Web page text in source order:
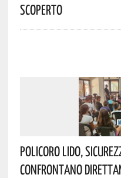
Scoperto
Policoro Lido,
Confrontano